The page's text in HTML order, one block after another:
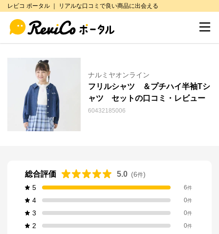
レビコ ポータル ｜ リアルな口コミで良い商品に出会える
ナルミヤオンライン
フリルシャツ ＆プチハイ半袖Tシ
ャツ セットの口コミ・レビュー
60432185006
総合評価 5.0 (6件)
5
6件
4 0件
3 0件
2 0件